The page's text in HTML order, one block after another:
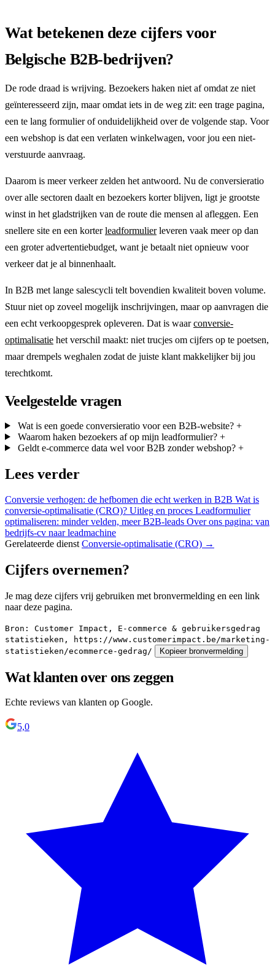
Wat betekenen deze cijfers voor
Belgische B2B-bedrijven?
De rode draad is wrijving. Bezoekers haken niet af omdat ze niet
geïnteresseerd zijn, maar omdat iets in de weg zit: een trage pagina,
een te lang formulier of onduidelijkheid over de volgende stap. Voor
een webshop is dat een verlaten winkelwagen, voor jou een niet-
verstuurde aanvraag.
Daarom is meer verkeer zelden het antwoord. Nu de conversieratio
over alle sectoren daalt en bezoekers korter blijven, ligt je grootste
winst in het gladstrijken van de route die mensen al afleggen. Een
snellere site en een korterleadformulierleveren vaak meer op dan
een groter advertentiebudget, want je betaalt niet opnieuw voor
verkeer dat je al binnenhaalt.
In B2B met lange salescycli telt bovendien kwaliteit boven volume.
Stuur niet op zoveel mogelijk inschrijvingen, maar op aanvragen die
een echt verkoopgesprek opleveren. Dat is waarconversie-
optimalisatie het verschil maakt: niet trucjes om cijfers op te poetsen,
maar drempels weghalen zodat de juiste klant makkelijker bij jou
terechtkomt.
Veelgestelde vragen
Wat is een goede conversieratio voor een B2B-website? +
Waarom haken bezoekers af op mijn leadformulier? +
Geldt e-commerce data wel voor B2B zonder webshop? +
Lees verder
Conversie verhogen: de hefbomen die echt werken in B2B Wat is
conversie-optimalisatie (CRO)? Uitleg en proces Leadformulier
optimaliseren: minder velden, meer B2B-leads Over ons pagina: van
bedrijfs-cv naar leadmachine
Gerelateerde dienst Conversie-optimalisatie (CRO) →
Cijfers overnemen?
Je mag deze cijfers vrij gebruiken met bronvermelding en een link
naar deze pagina.
Bron: Customer Impact, E-commerce & gebruikersgedrag
statistieken, https://www.customerimpact.be/marketing-
statistieken/ecommerce-gedrag/
Kopieer bronvermelding
Wat klanten over ons zeggen
Echte reviews van klanten op Google.
5,0